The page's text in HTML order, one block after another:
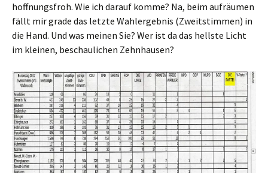
hoffnungsfroh. Wie ich darauf komme? Na, beim aufräumen
fällt mir grade das letzte Wahlergebnis (Zweitstimmen) in
die Hand. Und was meinen Sie? Wer ist da das hellste Licht
im kleinen, beschaulichen Zehnhausen?